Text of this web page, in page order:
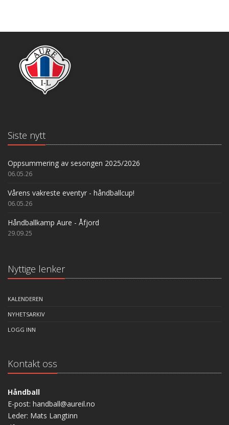
Siste nytt
Oppsummering av sesongen 2025/2026
06.05.26
Vårens vakreste eventyr - håndballcup!
06.05.26
Håndballkamp Aure - Åfjord
29.09.25
Nyttige lenker
KALENDEREN
NYHETSARKIV
LOGG INN
Kontakt oss
Håndball
E-post: handball@aureil.no
Leder: Mats Langtinn